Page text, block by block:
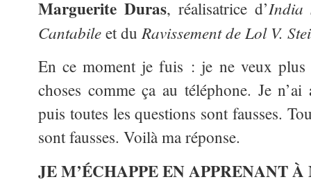
Marguerite Duras, réalisatrice d’India
Cantabileet duRavissement de Lol V.
En ce moment je fuis : je ne veux plus
choses comme ça au téléphone. Je
puis toutes les questions sont fausses.
sont fausses. Voilà ma réponse.
JE M’ÉCHAPPE EN APPRENANT